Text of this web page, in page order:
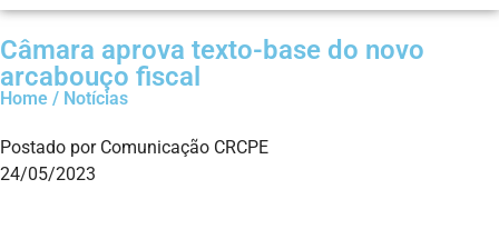
Câmara aprova texto-base do novo
arcabouço fiscal
Home / Notícias
Postado por Comunicação CRCPE
24/05/2023